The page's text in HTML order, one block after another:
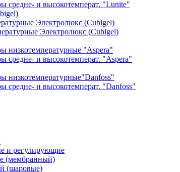
средне- и высокотемперат. "Lunite"
Электролюкс (Cubigel)
Электролюкс (Cubigel)
низкотемпературные "Aspera"
средне- и высокотемперат. "Aspera"
низкотемпературные"Danfoss"
средне- и высокотемперат. "Danfoss"
и регулирующие
(мембранный)
(шаровые)